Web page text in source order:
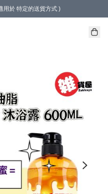
用於 特定的送貨方式 )